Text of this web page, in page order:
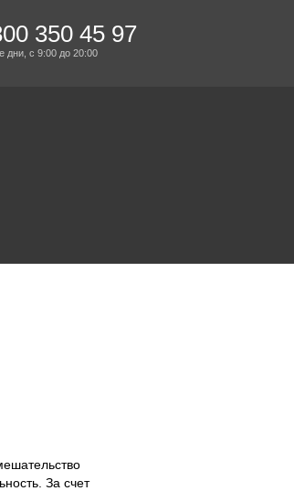
350 45 97
дни, с 9:00 до 20:00
За счет